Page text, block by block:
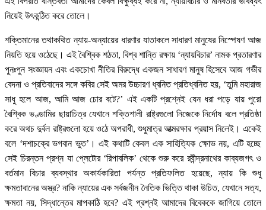
নিয়েই উৎকন্ঠিত করে তোলে।
শক্তিমানের তথাকথিত ন্যায়-অন্যায়ের ধারণার যাতাকলে সাধারণ মানুষের নিস্পেষণ আজ
নিয়তি হয়ে ওঠেছে। এই বৈশ্বিক শঠতা, বিশ্ব শান্তি রক্ষায় ‘ন্যায়বিচার’ নামক প্রতারণার
পুনঃপুন সংজ্ঞায়ন এবং একচোখা নীতির বিরুদ্ধে একজন সাধারণ মানুষ হিসেবে আজ গভীর
বেদনা ও প্রতিবাদের সঙ্গে কবির সেই অমর উচ্চারণ ধ্বনিত প্রতিধ্বনিত হয়, ‘তুমি মহারাজ
সাধু হলে আজ, আমি আজ চোর বটে?’ এই একটি প্রশ্নেই যেন ধরা পড়ে যায় পুরো
বৈশ্বিক ভণ্ডামির ছায়াচিত্র যেখানে শক্তিশালী রাষ্ট্রগুলো নিজেকে নির্দোষ বলে প্রতিষ্ঠা
করে অথচ দুর্বল রাষ্ট্রগুলো হয়ে ওঠে অপরাধী, শুধুমাত্র আত্মরক্ষার প্রয়াস নিলেই। একেই
বলে ‘দশাচক্রে ভগবান ভুত’। এই কথাটি কেবল এক সাহিত্যিক ক্ষোভ নয়, এটি হচ্ছে
সেই চিরন্তন প্রশ্ন যা প্লেটোর ‘রিপাবলিক’ থেকে শুরু করে রবীন্দ্রনাথের কাব্যজগৎ ও
বর্তমান বিচার ব্যবস্থার অকার্যকারিতা পর্যন্ত প্রতিফলিত হয়েছে, ন্যায় কি শুধু
ক্ষমতাবানের অস্ত্র? নাকি ন্যায়ের এক সর্বজনীন নৈতিক ভিত্তি থাকা উচিত, যেখানে সত্য,
ক্ষমতা নয়, সিদ্ধান্তের মাপকাঠি হবে? এই প্রশ্নই আমাদের বিবেককে জাগিয়ে তোলে